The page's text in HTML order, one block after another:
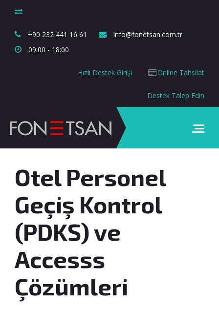
+90 232 441 16 61
info@fonetsan.com.tr
09:00 - 18:00
Online Tahsilat
Hızlı Destek Girişi
Destek Talep Edin
Otel Personel
Geçiş Kontrol
(PDKS) ve
Accesss
Çözümleri